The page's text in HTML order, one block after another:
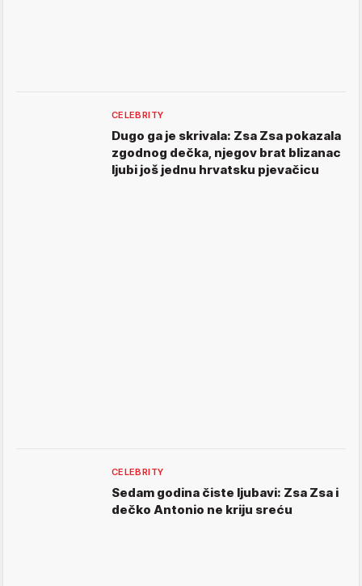
CELEBRITY
Dugo ga je skrivala: Zsa Zsa pokazala
zgodnog dečka, njegov brat blizanac
ljubi još jednu hrvatsku pjevačicu
CELEBRITY
Sedam godina čiste ljubavi: Zsa Zsa i
dečko Antonio ne kriju sreću